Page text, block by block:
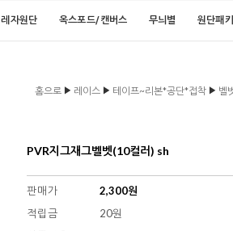
레자원단 옥스포드/캔버스 무늬별 원단패
홈으로 ▶ 레이스 ▶ 테이프~리본*공단*접착 ▶ 벨
PVR지그재그벨벳(10컬러) sh
판매가 2,300원
적립금
20원